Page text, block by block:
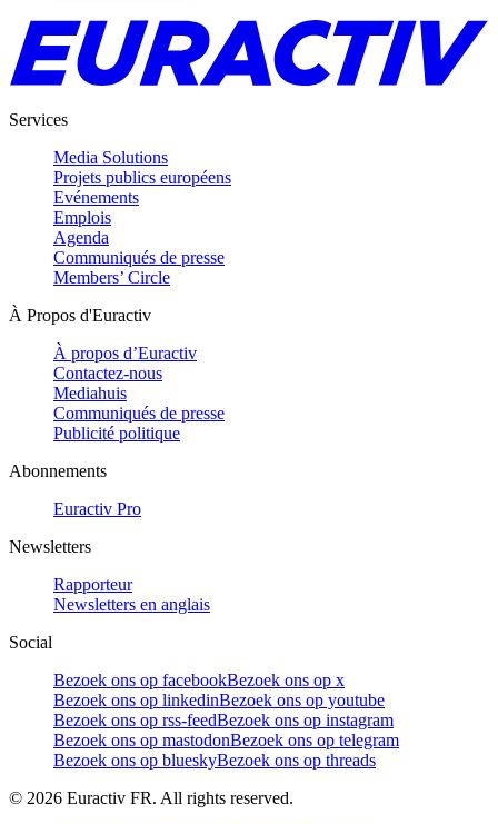
Services
Media Solutions
Projets publics européens
Evénements
Emplois
Agenda
Communiqués de presse
Members’ Circle
À Propos d'Euractiv
À propos d’Euractiv
Contactez-nous
Mediahuis
Communiqués de presse
Publicité politique
Abonnements
Euractiv Pro
Newsletters
Rapporteur
Newsletters en anglais
Social
Bezoek ons op facebookBezoek ons op x
Bezoek ons op linkedinBezoek ons op youtube
Bezoek ons op rss-feedBezoek ons op instagram
Bezoek ons op mastodonBezoek ons op telegram
Bezoek ons op blueskyBezoek ons op threads
© 2026 Euractiv FR. All rights reserved.